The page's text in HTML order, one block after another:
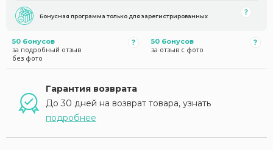
Бонусная программа только для зарегистрированных
50 бонусов
за подробный отзыв
без фото
50 бонусов
за отзыв с фото
Гарантия возврата
До 30 дней на возврат товара, узнать
подробнее